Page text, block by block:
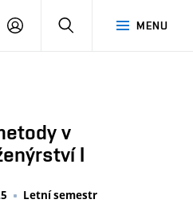
MENU
PŘIHLÁŠENÍ
v
I
Letní semestr